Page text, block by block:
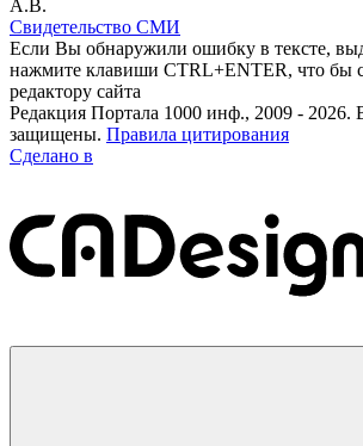
А.В.
Свидетельство СМИ
Если Вы обнаружили ошибку в тексте,
нажмите клавиши CTRL+ENTER, что бы
редактору сайта
Редакция Портала 1000 инф., 2009 - 2026.
защищены. Правила цитирования
Сделано в